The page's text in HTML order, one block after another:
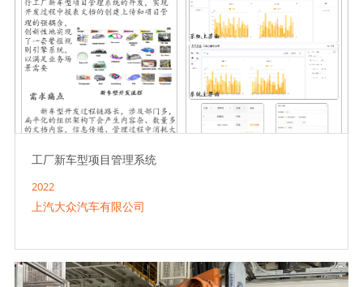
工厂新车型项目管理系统
2022
上汽大众汽车有限公司